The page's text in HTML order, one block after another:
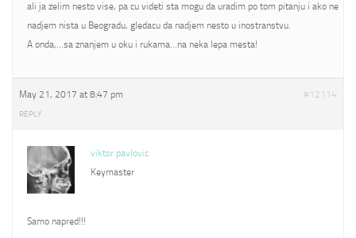
ali ja zelim nesto vise, pa cu videti sta mogu da uradim po tom pitanju i ako ne
nadjem nista u Beogradu, gledacu da nadjem nesto u inostranstvu.
A onda,…sa znanjem u oku i rukama…na neka lepa mesta!
May 21, 2017 at 8:47 pm #12114
REPLY
viktor pavlovic
Keymaster
Samo napred!!!